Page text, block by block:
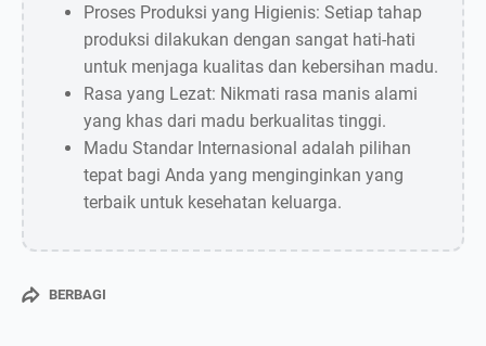
Proses Produksi yang Higienis: Setiap tahap
produksi dilakukan dengan sangat hati-hati
untuk menjaga kualitas dan kebersihan madu.
Rasa yang Lezat: Nikmati rasa manis alami
yang khas dari madu berkualitas tinggi.
Madu Standar Internasional adalah pilihan
tepat bagi Anda yang menginginkan yang
terbaik untuk kesehatan keluarga.
BERBAGI